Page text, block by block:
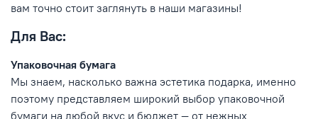
вам точно стоит заглянуть в наши магазины!
Для Вас:
Упаковочная бумага
Мы знаем, насколько важна эстетика подарка, именно
поэтому представляем широкий выбор упаковочной
бумаги на любой вкус и бюджет — от нежных